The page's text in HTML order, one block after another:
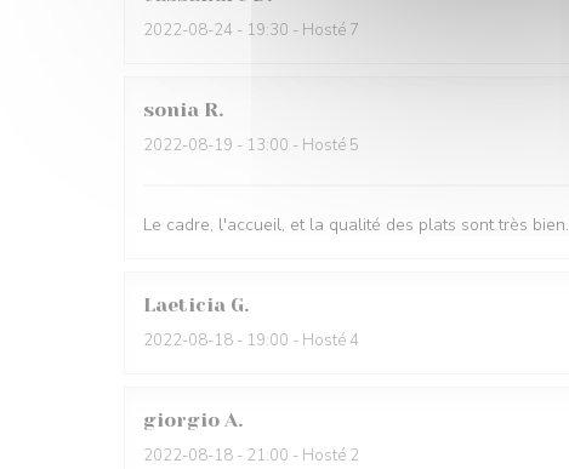
2022-08-24 - 19:30 - Hosté 7
sonia R
2022-08-19 - 13:00 - Hosté 5
Le cadre, l'accueil, et la qualité des plats sont très bien.
Laeticia G
2022-08-18 - 19:00 - Hosté 4
giorgio A
2022-08-18 - 21:00 - Hosté 2